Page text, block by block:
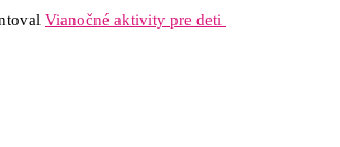
Vianočné aktivity pre deti